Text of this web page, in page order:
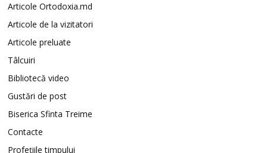
Articole Ortodoxia.md
Articole de la vizitatori
Articole preluate
Tâlcuiri
Bibliotecă video
Gustări de post
Biserica Sfinta Treime
Contacte
Profețiile timpului